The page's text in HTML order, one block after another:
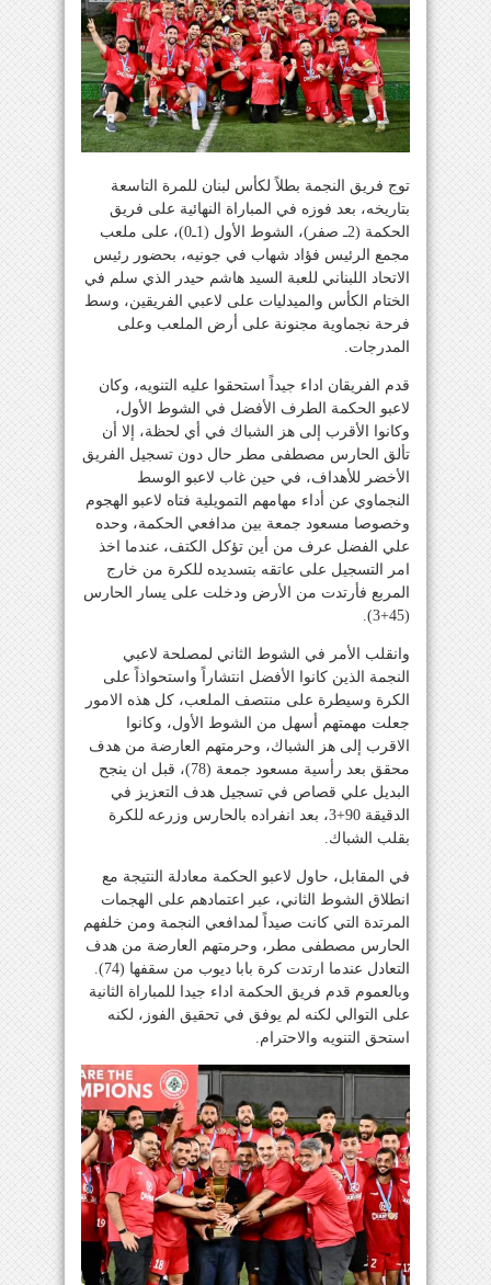
توج فريق النجمة بطلاً لكأس لبنان للمرة التاسعة
بتاريخه، بعد فوزه في المباراة النهائية على فريق
الحكمة (2ـ صفر)، الشوط الأول (1ـ0)، على ملعب
مجمع الرئيس فؤاد شهاب في جونيه، بحضور رئيس
الاتحاد اللبناني للعبة السيد هاشم حيدر الذي سلم في
الختام الكأس والميدليات على لاعبي الفريقين، وسط
فرحة نجماوية مجنونة على أرض الملعب وعلى
المدرجات.
قدم الفريقان اداء جيداً استحقوا عليه التنويه، وكان
لاعبو الحكمة الطرف الأفضل في الشوط الأول،
وكانوا الأقرب إلى هز الشباك في أي لحظة، إلا أن
تألق الحارس مصطفى مطر حال دون تسجيل الفريق
الأخضر للأهداف، في حين غاب لاعبو الوسط
النجماوي عن أداء مهامهم التمويلية فتاه لاعبو الهجوم
وخصوصا مسعود جمعة بين مدافعي الحكمة، وحده
علي الفضل عرف من أين تؤكل الكتف، عندما اخذ
امر التسجيل على عاتقه بتسديده للكرة من خارج
المربع فأرتدت من الأرض ودخلت على يسار الحارس
(45+3).
وانقلب الأمر في الشوط الثاني لمصلحة لاعبي
النجمة الذين كانوا الأفضل انتشاراً واستحواذاً على
الكرة وسيطرة على منتصف الملعب، كل هذه الامور
جعلت مهمتهم أسهل من الشوط الأول، وكانوا
الاقرب إلى هز الشباك، وحرمتهم العارضة من هدف
محقق بعد رأسية مسعود جمعة (78)، قبل ان ينجح
البديل علي قصاص في تسجيل هدف التعزيز في
الدقيقة 90+3، بعد انفراده بالحارس وزرعه للكرة
بقلب الشباك.
في المقابل، حاول لاعبو الحكمة معادلة النتيجة مع
انطلاق الشوط الثاني، عبر اعتمادهم على الهجمات
المرتدة التي كانت صيداً لمدافعي النجمة ومن خلفهم
الحارس مصطفى مطر، وحرمتهم العارضة من هدف
التعادل عندما ارتدت كرة بابا ديوب من سقفها (74).
وبالعموم قدم فريق الحكمة اداء جيدا للمباراة الثانية
على التوالي لكنه لم يوفق في تحقيق الفوز، لكنه
استحق التنويه والاحترام.